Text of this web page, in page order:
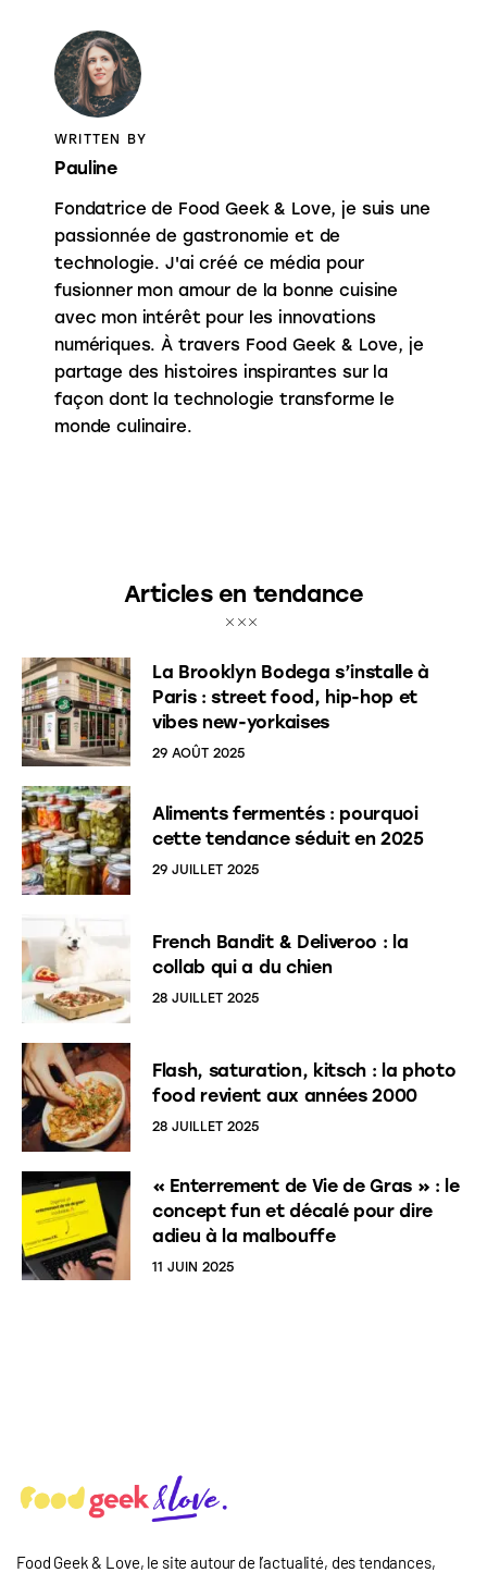
WRITTEN BY
Pauline
Fondatrice de Food Geek & Love, je suis une
passionnée de gastronomie et de
technologie. J'ai créé ce média pour
fusionner mon amour de la bonne cuisine
avec mon intérêt pour les innovations
numériques. À travers Food Geek & Love, je
partage des histoires inspirantes sur la
façon dont la technologie transforme le
monde culinaire.
Articles en tendance
La Brooklyn Bodega s’installe à
Paris : street food, hip-hop et
vibes new-yorkaises
29 AOÛT 2025
Aliments fermentés : pourquoi
cette tendance séduit en 2025
29 JUILLET 2025
French Bandit & Deliveroo : la
collab qui a du chien
28 JUILLET 2025
Flash, saturation, kitsch : la photo
food revient aux années 2000
28 JUILLET 2025
« Enterrement de Vie de Gras » : le
concept fun et décalé pour dire
adieu à la malbouffe
11 JUIN 2025
Food Geek & Love, le site autour de l’actualité, des tendances,